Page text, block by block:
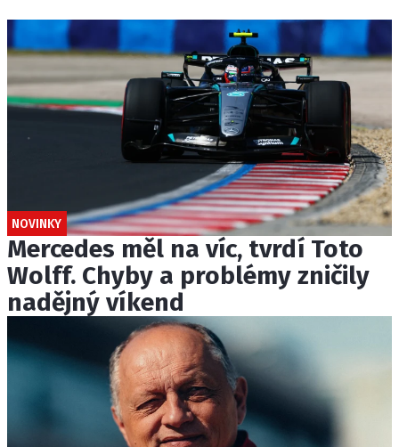
NOVINKY
Mercedes měl na víc, tvrdí Toto
Wolff. Chyby a problémy zničily
nadějný víkend